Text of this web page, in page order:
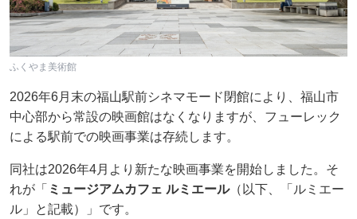
ふくやま美術館
2026年6月末の福山駅前シネマモード閉館により、福山市
中心部から常設の映画館はなくなりますが、フューレック
による駅前での映画事業は存続します。
同社は2026年4月より新たな映画事業を開始しました。そ
れが「 ミュージアムカフェ ルミエール（以下、「ルミエー
ル」と記載）」です。